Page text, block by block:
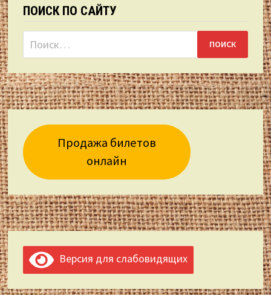
ПОИСК ПО САЙТУ
Найти:
Продажа билетов
онлайн
Версия для слабовидящих